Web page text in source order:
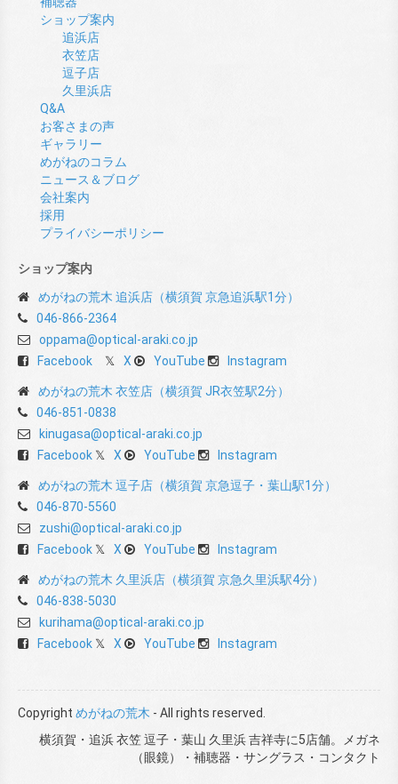
ショップ案内
追浜店
衣笠店
逗子店
久里浜店
Q&A
お客さまの声
ギャラリー
めがねのコラム
ニュース＆ブログ
会社案内
採用
プライバシーポリシー
ショップ案内
めがねの荒木 追浜店（横須賀 京急追浜駅1分）
046-866-2364
oppama@optical-araki.co.jp
Facebook
X YouTube Instagram
めがねの荒木 衣笠店（横須賀 JR衣笠駅2分）
046-851-0838
kinugasa@optical-araki.co.jp
Facebook
X YouTube Instagram
めがねの荒木 逗子店（横須賀 京急逗子・葉山駅1分）
046-870-5560
zushi@optical-araki.co.jp
Facebook
X YouTube Instagram
めがねの荒木 久里浜店（横須賀 京急久里浜駅4分）
046-838-5030
kurihama@optical-araki.co.jp
Facebook
X YouTube Instagram
Copyright めがねの荒木 - All rights reserved.
横須賀・追浜 衣笠 逗子・葉山 久里浜 吉祥寺に5店舗。メガネ
（眼鏡）・補聴器・サングラス・コンタクト